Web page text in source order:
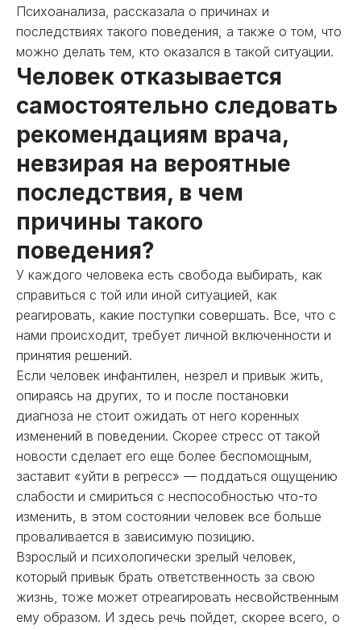
Психоанализа, рассказала о причинах и
последствиях такого поведения, а также о том, что
можно делать тем, кто оказался в такой ситуации.
Человек отказывается
самостоятельно следовать
рекомендациям врача,
невзирая на вероятные
последствия, в чем
причины такого
поведения?
У каждого человека есть свобода выбирать, как
справиться с той или иной ситуацией, как
реагировать, какие поступки совершать. Все, что с
нами происходит, требует личной включенности и
принятия решений.
Если человек инфантилен, незрел и привык жить,
опираясь на других, то и после постановки
диагноза не стоит ожидать от него коренных
изменений в поведении. Скорее стресс от такой
новости сделает его еще более беспомощным,
заставит «уйти в регресс» — поддаться ощущению
слабости и смириться с неспособностью что-то
изменить, в этом состоянии человек все больше
проваливается в зависимую позицию.
Взрослый и психологически зрелый человек,
который привык брать ответственность за свою
жизнь, тоже может отреагировать несвойственным
ему образом. И здесь речь пойдет, скорее всего, о